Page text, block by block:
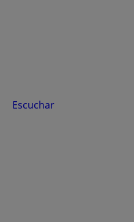
Escuchar